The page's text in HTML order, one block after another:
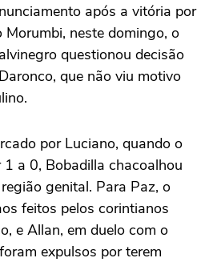
após a vitória por
neste domingo, o
questionou decisão
que não viu motivo
por Luciano, quando o
a 0, Bobadilla chacoalhou
genital. Para Paz, o
feitos pelos corintianos
e Allan, em duelo com o
expulsos por terem